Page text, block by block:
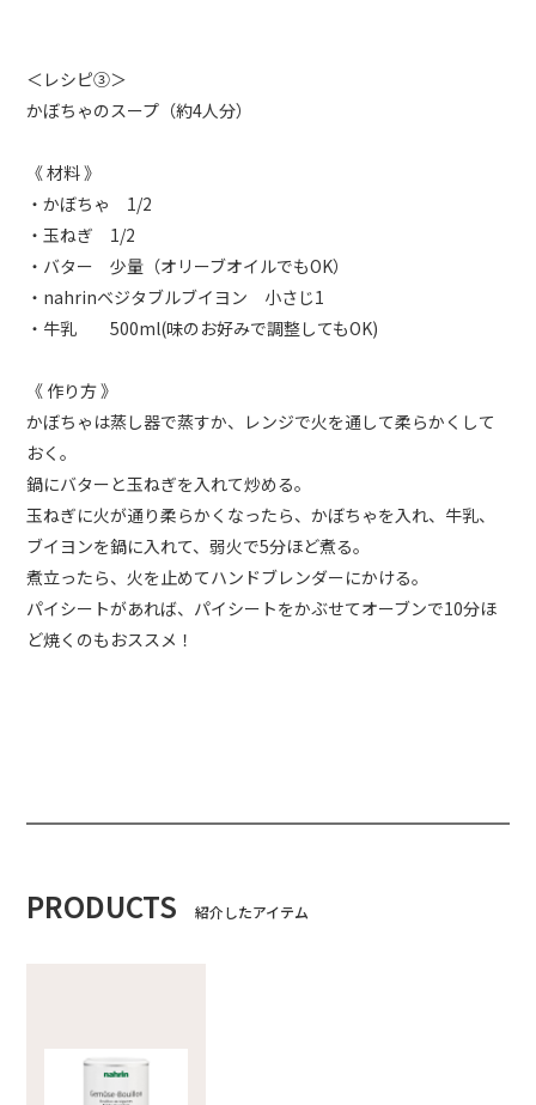
＜レシピ③＞
かぼちゃのスープ（約4人分）
《 材料 》
・かぼちゃ 1/2
・玉ねぎ 1/2
・バター 少量（オリーブオイルでもOK）
・nahrinベジタブルブイヨン 小さじ1
・牛乳 500ml(味のお好みで調整してもOK)
《 作り方 》
かぼちゃは蒸し器で蒸すか、レンジで火を通して柔らかくして
おく。
鍋にバターと玉ねぎを入れて炒める。
玉ねぎに火が通り柔らかくなったら、かぼちゃを入れ、牛乳、
ブイヨンを鍋に入れて、弱火で5分ほど煮る。
煮立ったら、火を止めてハンドブレンダーにかける。
パイシートがあれば、パイシートをかぶせてオーブンで10分ほ
ど焼くのもおススメ！
PRODUCTS 紹介したアイテム